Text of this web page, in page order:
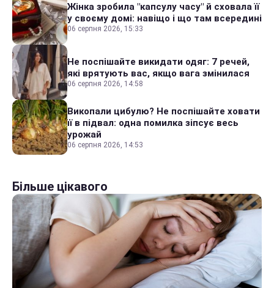
Жінка зробила "капсулу часу" й сховала її
у своєму домі: навіщо і що там всередині
06 серпня 2026, 15:33
Не поспішайте викидати одяг: 7 речей,
які врятують вас, якщо вага змінилася
06 серпня 2026, 14:58
Викопали цибулю? Не поспішайте ховати
її в підвал: одна помилка зіпсує весь
урожай
06 серпня 2026, 14:53
Більше цікавого